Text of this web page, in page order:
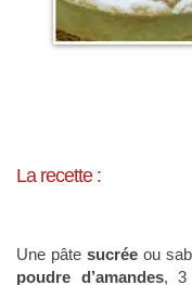
La recette :
Une pâte sucrée ou
poudre d’amandes, 3